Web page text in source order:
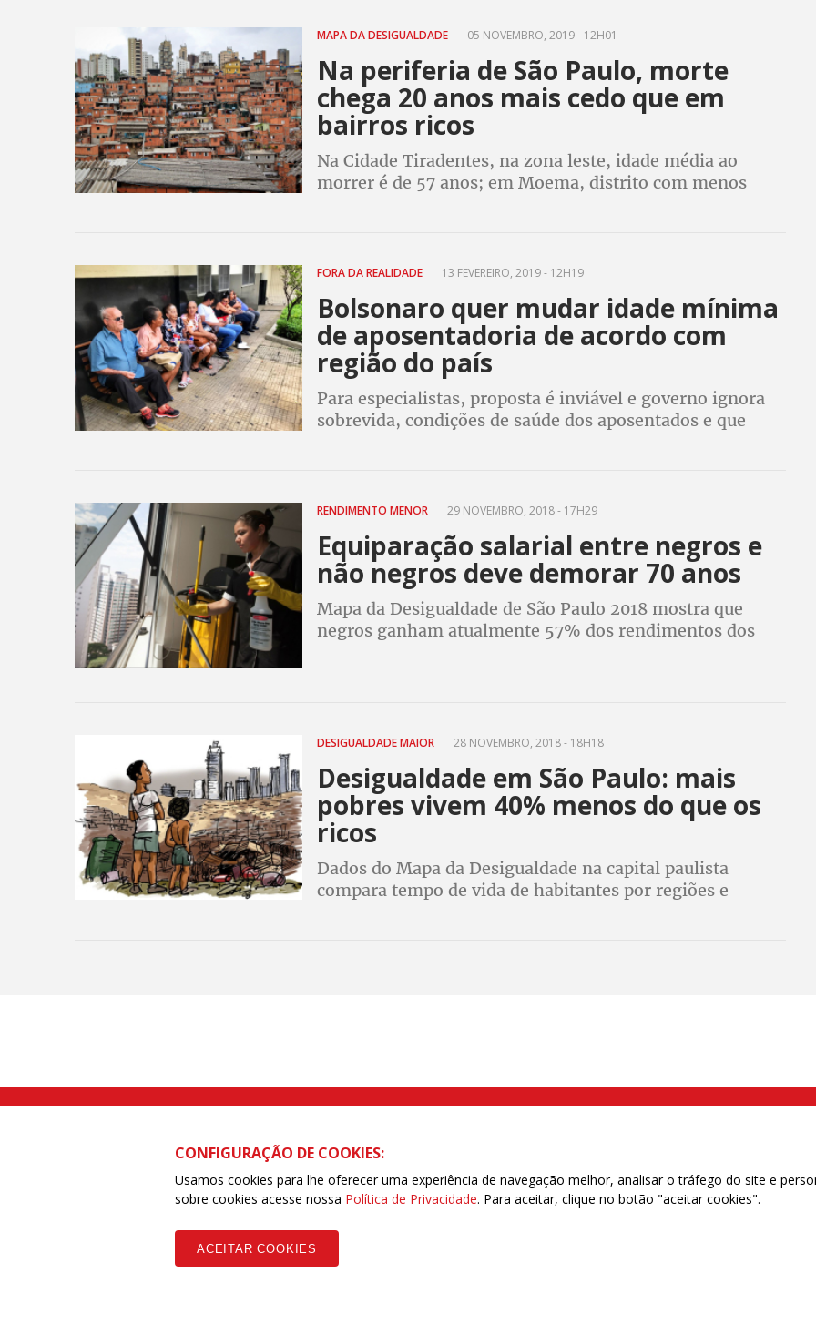
MAPA DA DESIGUALDADE 05 NOVEMBRO, 2019 - 12H01
Na periferia de São Paulo, morte
chega 20 anos mais cedo que em
bairros ricos
Na Cidade Tiradentes, na zona leste, idade média ao
morrer é de 57 anos; em Moema, distrito com menos
FORA DA REALIDADE 13 FEVEREIRO, 2019 - 12H19
Bolsonaro quer mudar idade mínima
de aposentadoria de acordo com
região do país
Para especialistas, proposta é inviável e governo ignora
sobrevida, condições de saúde dos aposentados e que
RENDIMENTO MENOR 29 NOVEMBRO, 2018 - 17H29
Equiparação salarial entre negros e
não negros deve demorar 70 anos
Mapa da Desigualdade de São Paulo 2018 mostra que
negros ganham atualmente 57% dos rendimentos dos
DESIGUALDADE MAIOR 28 NOVEMBRO, 2018 - 18H18
Desigualdade em São Paulo: mais
pobres vivem 40% menos do que os
ricos
Dados do Mapa da Desigualdade na capital paulista
compara tempo de vida de habitantes por regiões e
Rua Caetano Pinto nº 575 CEP 03041-000 Brás, São Paulo/SP | Telefone (11) 2108 9200 - Fax (11) 2108 9310
Copyleft CUT Central Única dos Trabalhadores 3.960 - Entidades Filiadas | 7.933.029 - Trabalhadores(as) Associados | 25.831.443 - Trabalhadores(as) na
CONFIGURAÇÃO DE COOKIES:
Usamos cookies para lhe oferecer uma experiência de navegação melhor, analisar o tráfego do site e
sobre cookies acesse nossa Política de Privacidade. Para aceitar, clique no botão "aceitar cookies".
ACEITAR COOKIES